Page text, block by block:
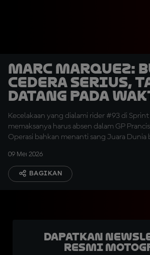
Marc Marquez:
Cedera Serius,
Datang pada
Tepat
Kecelakaan yang dialami rider #93 di Sprint
memaksanya harus absen dalam GP
Operasi bahkan menanti sang Juara Dunia
09 Mei 2026
BAGIKAN
Dapatkan
Resmi